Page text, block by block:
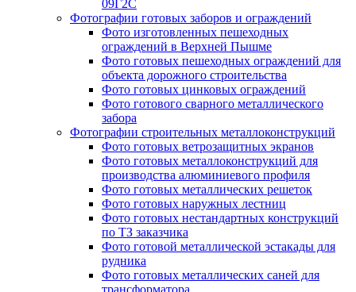
09Г2С
Фотографии готовых заборов и ограждений
Фото изготовленных пешеходных
ограждений в Верхней Пышме
Фото готовых пешеходных ограждений для
объекта дорожного строительства
Фото готовых цинковых ограждений
Фото готового сварного металлического
забора
Фотографии строительных металлоконструкций
Фото готовых ветрозащитных экранов
Фото готовых металлоконструкций для
производства алюминиевого профиля
Фото готовых металлических решеток
Фото готовых наружных лестниц
Фото готовых нестандартных конструкций
по ТЗ заказчика
Фото готовой металлической эстакады для
рудника
Фото готовых металлических саней для
трансформатора